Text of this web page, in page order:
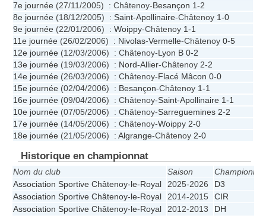
7e journée (27/11/2005) : Châtenoy-Besançon 1-2
8e journée (18/12/2005) : Saint-Apollinaire-Châtenoy 1-0
9e journée (22/01/2006) : Woippy-Châtenoy 1-1
11e journée (26/02/2006) : Nivolas-Vermelle-Châtenoy 0-5
12e journée (12/03/2006) : Châtenoy-Lyon B 0-2
13e journée (19/03/2006) : Nord-Allier-Châtenoy 2-2
14e journée (26/03/2006) : Châtenoy-Flacé Mâcon 0-0
15e journée (02/04/2006) : Besançon-Châtenoy 1-1
16e journée (09/04/2006) : Châtenoy-Saint-Apollinaire 1-1
10e journée (07/05/2006) : Châtenoy-Sarreguemines 2-2
17e journée (14/05/2006) : Châtenoy-Woippy 2-0
18e journée (21/05/2006) : Algrange-Châtenoy 2-0
Historique en championnat
Nom du club Saison
Championnat
Association Sportive Châtenoy-le-Royal
2025-2026
D3
Association Sportive Châtenoy-le-Royal
2014-2015
CIR
Association Sportive Châtenoy-le-Royal
2012-2013
DH